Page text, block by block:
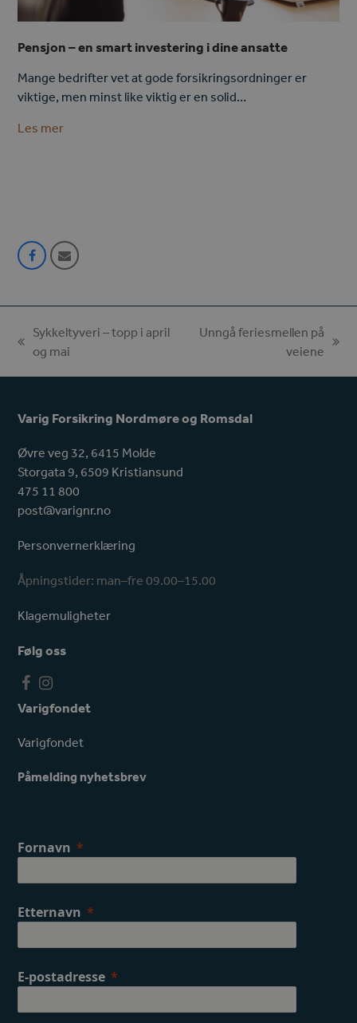
Pensjon – en smart investering i dine ansatte
Mange bedrifter vet at gode forsikringsordninger er
viktige, men minst like viktig er en solid…
Les mer
Share
Facebook
Share
Email
previous
Sykkeltyveri – topp i april
og mai
Unngå feriesmellen på
veiene
Varig Forsikring Nordmøre og Romsdal
Øvre veg 32, 6415 Molde
Storgata 9, 6509 Kristiansund
475 11 800
post@varignr.no
Personvernerklæring
Åpningstider: man–fre 09.00–15.00
Klagemuligheter
Følg oss
F
a
e
o
o
I
n
t
a
g
r
Varigfondet
Varigfondet
Påmelding nyhetsbrev
Fornavn
Etternavn
E-postadresse